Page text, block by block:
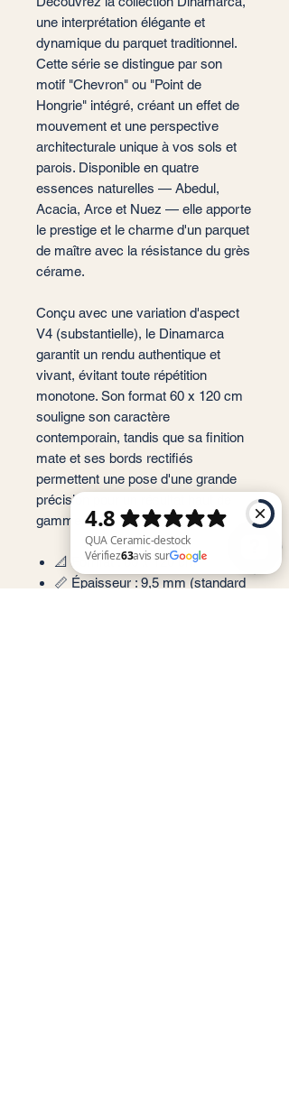
une interprétation élégante et
dynamique du parquet traditionnel.
Cette série se distingue par son
motif "Chevron" ou "Point de
Hongrie" intégré, créant un effet de
mouvement et une perspective
architecturale unique à vos sols et
parois. Disponible en quatre
essences naturelles — Abedul,
Acacia, Arce et Nuez — elle apporte
le prestige et le charme d'un parquet
de maître avec la résistance du grès
cérame.
Conçu avec une variation d'aspect
V4 (substantielle), le Dinamarca
garantit un rendu authentique et
vivant, évitant toute répétition
monotone. Son format 60 x 120 cm
souligne son caractère
contemporain, tandis que sa finition
mate et ses bords rectifiés
permettent une pose d'une grande
précision pour un résultat haut de
gamme.
📐 Format : 60 x 120 cm
📏 Épaisseur : 9,5 mm (standard